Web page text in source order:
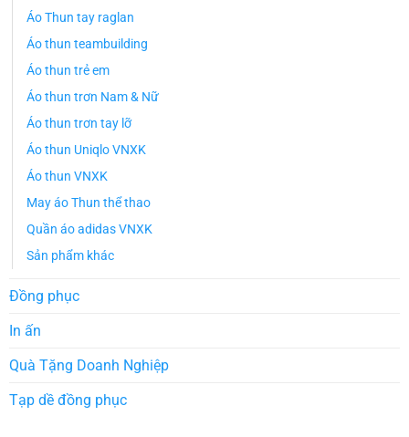
Áo Thun tay raglan
Áo thun teambuilding
Áo thun trẻ em
Áo thun trơn Nam & Nữ
Áo thun trơn tay lỡ
Áo thun Uniqlo VNXK
Áo thun VNXK
May áo Thun thể thao
Quần áo adidas VNXK
Sản phẩm khác
Đồng phục
In ấn
Quà Tặng Doanh Nghiệp
Tạp dề đồng phục